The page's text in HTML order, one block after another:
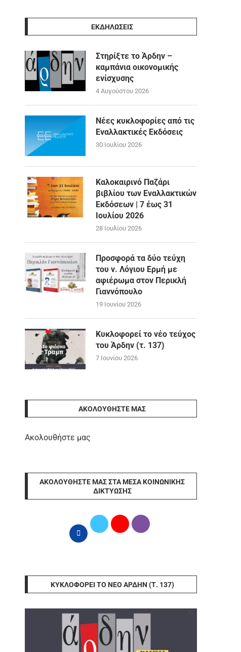
ΕΚΔΗΛΩΣΕΙΣ
Στηρίξτε το Άρδην –
καμπάνια οικονομικής
ενίσχυσης
4 Αυγούστου 2026
Νέες κυκλοφορίες από τις
Εναλλακτικές Εκδόσεις
30 Ιουλίου 2026
Καλοκαιρινό Παζάρι
βιβλίου των Εναλλακτικών
Εκδόσεων | 7 έως 31
Ιουλίου 2026
28 Ιουλίου 2026
Προσφορά τα δύο τεύχη
του ν. Λόγιου Ερμή με
αφιέρωμα στον Περικλή
Γιαννόπουλο
19 Ιουνίου 2026
Κυκλοφορεί το νέο τεύχος
του Άρδην (τ. 137)
7 Ιουνίου 2026
ΑΚΟΛΟΥΘΉΣΤΕ ΜΑΣ
Ακολουθήστε μας
ΑΚΟΛΟΥΘΉΣΤΕ ΜΑΣ ΣΤΑ ΜΈΣΑ ΚΟΙΝΩΝΙΚΉΣ
ΔΙΚΤΎΩΣΗΣ
ΚΥΚΛΟΦΟΡΕΊ ΤΟ ΝΈΟ ΆΡΔΗΝ (Τ. 137)